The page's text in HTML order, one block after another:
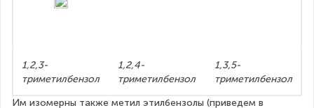
1,2,3-
триметилбензол
1,2,4-
триметилбензол
1,3,5-
триметилбензол
Им изомерны также метил этилбензолы (приведем в